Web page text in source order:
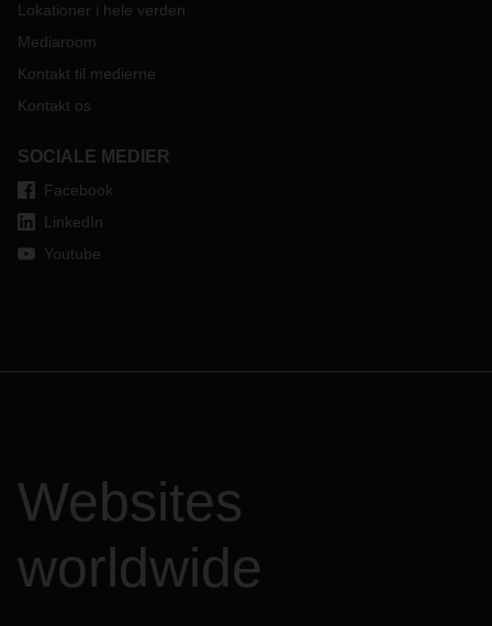
Lokationer i hele verden
Mediaroom
Kontakt til medierne
Kontakt os
SOCIALE MEDIER
Facebook
LinkedIn
Youtube
Websites
worldwide